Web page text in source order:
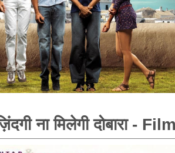
ना मिलेगी दोबारा -